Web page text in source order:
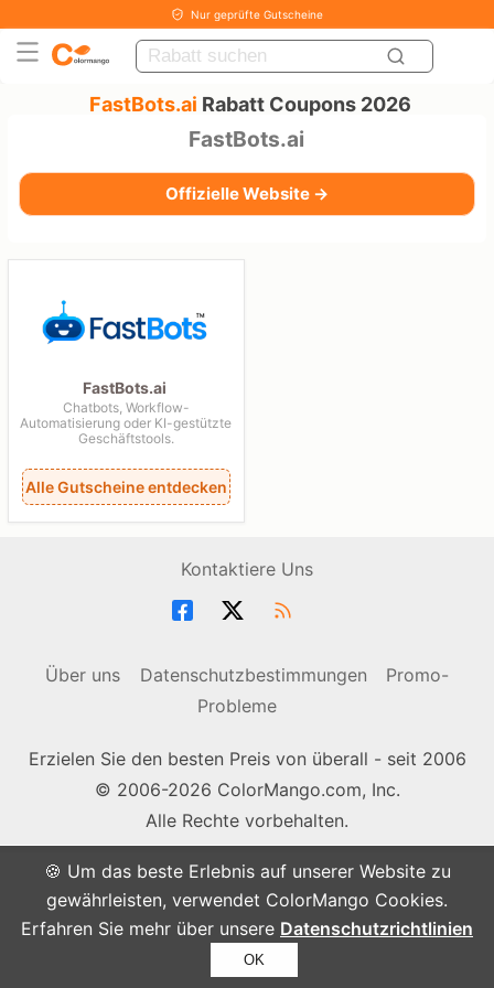
🍪 Um das beste Erlebnis auf unserer Website zu
gewährleisten, verwendet ColorMango Cookies.
Erfahren Sie mehr über unsere Datenschutzrichtlinien
OK
Nur geprüfte Gutscheine
FastBots.ai Rabatt Coupons 2026
FastBots.ai
Offizielle Website →
FastBots.ai
Chatbots, Workflow-
Automatisierung oder KI-gestützte
Geschäftstools.
Alle Gutscheine entdecken
Kontaktiere Uns
Über uns Datenschutzbestimmungen
Promo-
Probleme
Erzielen Sie den besten Preis von überall - seit 2006
© 2006-2026 ColorMango.com, Inc.
Alle Rechte vorbehalten.